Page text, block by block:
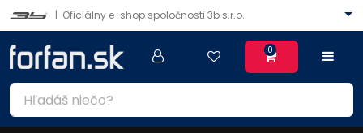
| Oficiálny e-shop spoločnosti 3b s.r.o.
0